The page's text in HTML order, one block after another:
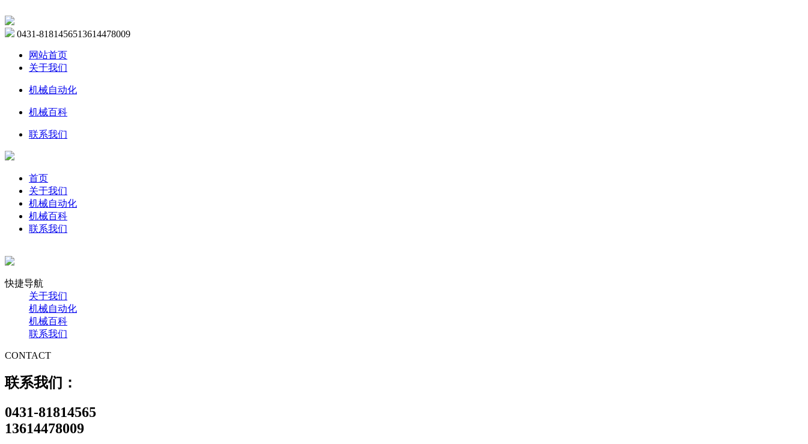
0431-8181456513614478009
网站首页
关于我们
机械自动化
机械百科
联系我们
首页
关于我们
机械自动化
机械百科
联系我们
快捷导航
关于我们
机械自动化
机械百科
联系我们
CONTACT
联系我们：
0431-81814565
13614478009